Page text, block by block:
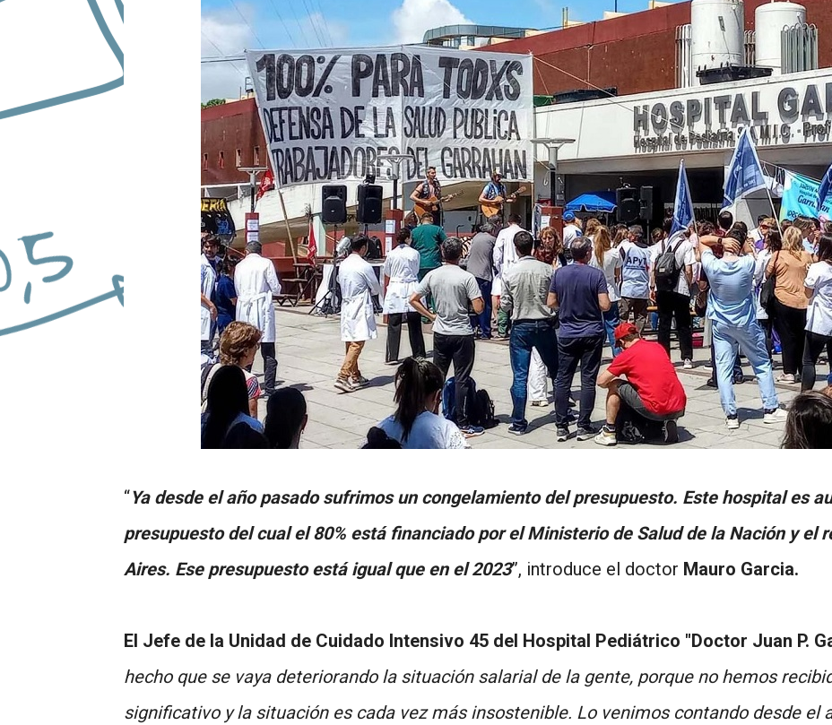
“Ya desde el año pasado sufrimos un congelamiento del presupuesto. Este hospital es
presupuesto del cual el 80% está financiado por el Ministerio de Salud de la Nación y el
Aires. Ese presupuesto está igual que en el 2023”, introduce el doctor Mauro Garcia.
El Jefe de la Unidad de Cuidado Intensivo 45 del Hospital Pediátrico "Doctor Juan P.
hecho que se vaya deteriorando la situación salarial de la gente, porque no hemos
significativo y la situación es cada vez más insostenible. Lo venimos contando desde el